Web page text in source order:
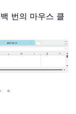
번의 마우스 클